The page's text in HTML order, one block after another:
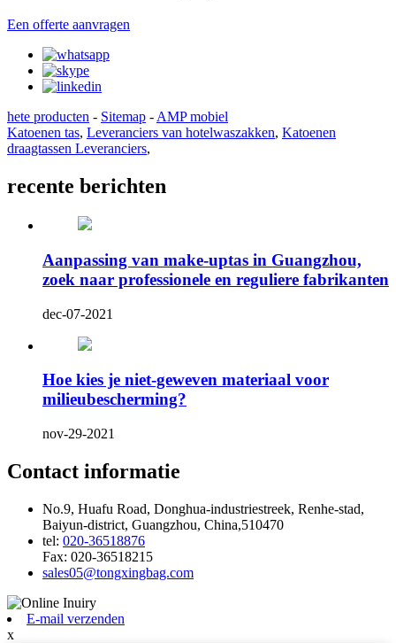
Een offerte aanvragen
hete producten - Sitemap -AMP mobiel
Katoenen tas, Leveranciers van hotelwaszakken, Katoenen
draagtassen Leveranciers,
recente berichten
Aanpassing van make-uptas in Guangzhou,
zoek naar professionele en reguliere fabrikanten
dec-07-2021
Hoe kies je niet-geweven materiaal voor
milieubescherming?
nov-29-2021
Contact informatie
No.9, Huafu Road, Donghua-industriestreek, Renhe-stad,
Baiyun-district, Guangzhou, China,510470
tel: 020-36518876
Fax: 020-36518215
sales05@tongxingbag.com
E-mail verzenden
x